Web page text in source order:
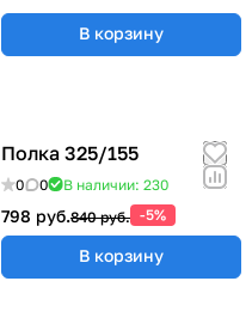
В корзину
Полка 325/155
0 0 В наличии: 230
798 руб.840 руб. -5%
В корзину